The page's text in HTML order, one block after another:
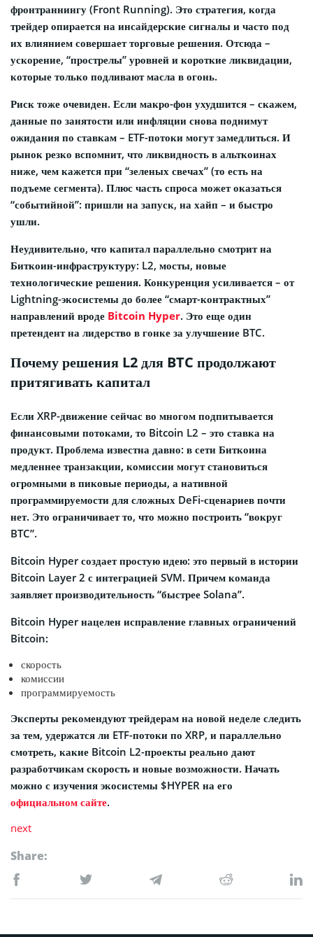
фронтраннингу (Front Running). Это стратегия, когда
трейдер опирается на инсайдерские сигналы и часто под
их влиянием совершает торговые решения. Отсюда –
ускорение, “прострелы” уровней и короткие ликвидации,
которые только подливают масла в огонь.
Риск тоже очевиден. Если макро-фон ухудшится – скажем,
данные по занятости или инфляции снова поднимут
ожидания по ставкам – ETF-потоки могут замедлиться. И
рынок резко вспомнит, что ликвидность в альткоинах
ниже, чем кажется при “зеленых свечах” (то есть на
подъеме сегмента). Плюс часть спроса может оказаться
“событийной”: пришли на запуск, на хайп – и быстро
ушли.
Неудивительно, что капитал параллельно смотрит на
Биткоин-инфраструктуру: L2, мосты, новые
технологические решения. Конкуренция усиливается – от
Lightning-экосистемы до более “смарт-контрактных”
направлений вроде Bitcoin Hyper. Это еще один
претендент на лидерство в гонке за улучшение BTC.
Почему решения L2 для BTC продолжают
притягивать капитал
Если XRP-движение сейчас во многом подпитывается
финансовыми потоками, то Bitcoin L2 – это ставка на
продукт. Проблема известна давно: в сети Биткоина
медленнее транзакции, комиссии могут становиться
огромными в пиковые периоды, а нативной
программируемости для сложных DeFi-сценариев почти
нет. Это ограничивает то, что можно построить “вокруг
BTC”.
Bitcoin Hyper создает простую идею: это первый в истории
Bitcoin Layer 2 с интеграцией SVM. Причем команда
заявляет производительность “быстрее Solana”.
Bitcoin Hyper нацелен исправление главных ограничений
Bitcoin:
скорость
комиссии
программируемость
Эксперты рекомендуют трейдерам на новой неделе следить
за тем, удержатся ли ETF-потоки по XRP, и параллельно
смотреть, какие Bitcoin L2-проекты реально дают
разработчикам скорость и новые возможности. Начать
можно с изучения экосистемы $HYPER на его
официальном сайте.
next
Share: